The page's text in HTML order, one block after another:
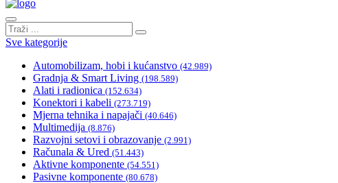
Sve kategorije
Automobilizam, hobi i kućanstvo (42.989)
Gradnja & Smart Living (198.589)
Alati i radionica (152.634)
Konektori i kabeli (273.719)
Mjerna tehnika i napajači (40.646)
Multimedija (8.876)
Razvojni setovi i obrazovanje (2.991)
Računala & Ured (51.443)
Aktivne komponente (54.551)
Pasivne komponente (80.678)